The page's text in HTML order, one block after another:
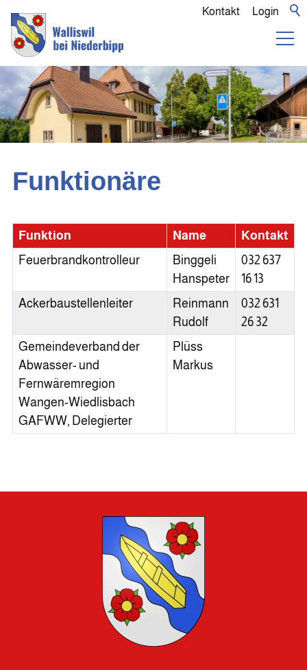
Login
Kontakt
Funktionäre
Funktion Name
Kontakt
Feuerbrandkontrolleur
Binggeli
Hanspeter
032 637
16 13
Ackerbaustellenleiter
Reinmann
Rudolf
032 631
26 32
Gemeindeverband der
Abwasser- und
Fernwäremregion
Wangen-Wiedlisbach
GAFWW, Delegierter
Plüss
Markus